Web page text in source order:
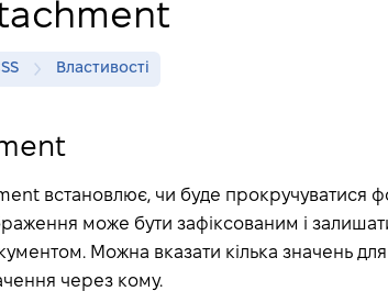
Властивості
встановлює, чи буде прокручуватися
може бути зафіксованим і
Можна вказати кілька значень
через кому.